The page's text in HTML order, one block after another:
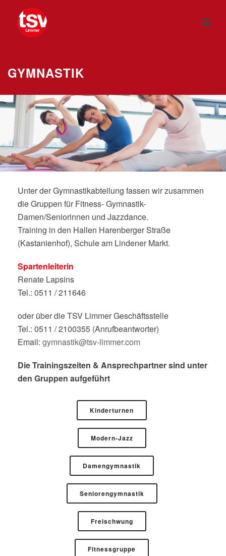
GYMNASTIK
Unter der Gymnastikabteilung fassen wir zusammen
die Gruppen für Fitness- Gymnastik-
Damen/Seniorinnen und Jazzdance.
Training in den Hallen Harenberger Straße
(Kastanienhof), Schule am Lindener Markt.
Spartenleiterin
Renate Lapsins
Tel.: 0511 / 211646
oder über die TSV Limmer Geschäftsstelle
Tel.: 0511 / 2100355 (Anrufbeantworter)
Email: gymnastik@tsv-limmer.com
Die Trainingszeiten & Ansprechpartner sind unter
den Gruppen aufgeführt
Kinderturnen
Modern-Jazz
Damengymnastik
Seniorengymnastik
Freischwung
Fitnessgruppe